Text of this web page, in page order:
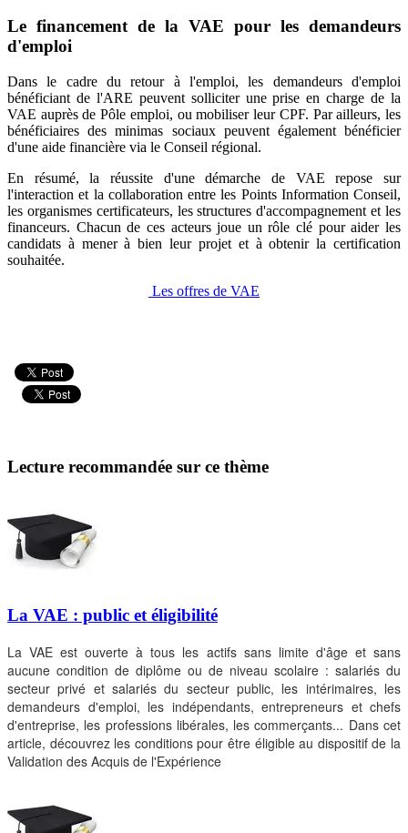
Le financement de la VAE pour les demandeurs
d'emploi
Dans le cadre du retour à l'emploi, les demandeurs d'emploi
bénéficiant de l'ARE peuvent solliciter une prise en charge de la
VAE auprès de Pôle emploi, ou mobiliser leur CPF. Par ailleurs, les
bénéficiaires des minimas sociaux peuvent également bénéficier
d'une aide financière via le Conseil régional.
En résumé, la réussite d'une démarche de VAE repose sur
l'interaction et la collaboration entre les Points Information Conseil,
les organismes certificateurs, les structures d'accompagnement et les
financeurs. Chacun de ces acteurs joue un rôle clé pour aider les
candidats à mener à bien leur projet et à obtenir la certification
souhaitée.
Les offres de VAE
Lecture recommandée sur ce thème
La VAE : public et éligibilité
La VAE est ouverte à tous les actifs sans limite d'âge et sans
aucune condition de diplôme ou de niveau scolaire : salariés du
secteur privé et salariés du secteur public, les intérimaires, les
demandeurs d'emploi, les indépendants, entrepreneurs et chefs
d'entreprise, les professions libérales, les commerçants... Dans cet
article, découvrez les conditions pour être éligible au dispositif de la
Validation des Acquis de l'Expérience